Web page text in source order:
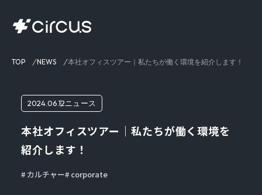
TOP NEWS 本社オフィスツアー｜私たちが働く環境を紹介します！
2024.06.12ニュース
本社オフィスツアー｜私たちが働く環境を
紹介します！
カルチャー corporate